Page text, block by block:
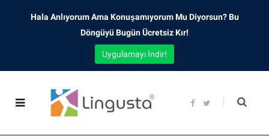
F
b
t
Hala Anlıyorum Ama Konuşamıyorum Mu Diyorsun? Bu
Döngüyü Bugün Ücretsiz Kır!
Uygulamayı İndir!